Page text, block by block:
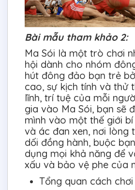
Bài mẫu tham khảo 2:
Ma Sói là một trò chơi
hội dành cho nhóm
hút đông đảo bạn trẻ
cao, sự kịch tính và thử
lĩnh, trí tuệ của mỗi
gia vào Ma Sói, bạn sẽ
mình vào một thế giới bí
và ác đan xen, nơi lòng
dối đồng hành, buộc
dụng mọi khả năng để
xấu và bảo vệ phe của
Tổng quan cách chơi